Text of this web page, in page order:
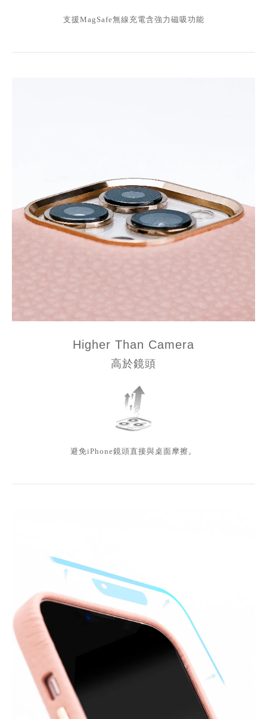
支援MagSafe無線充電含強力磁吸功能
Higher Than Camera
高於鏡頭
避免iPhone鏡頭直接與桌面摩擦。